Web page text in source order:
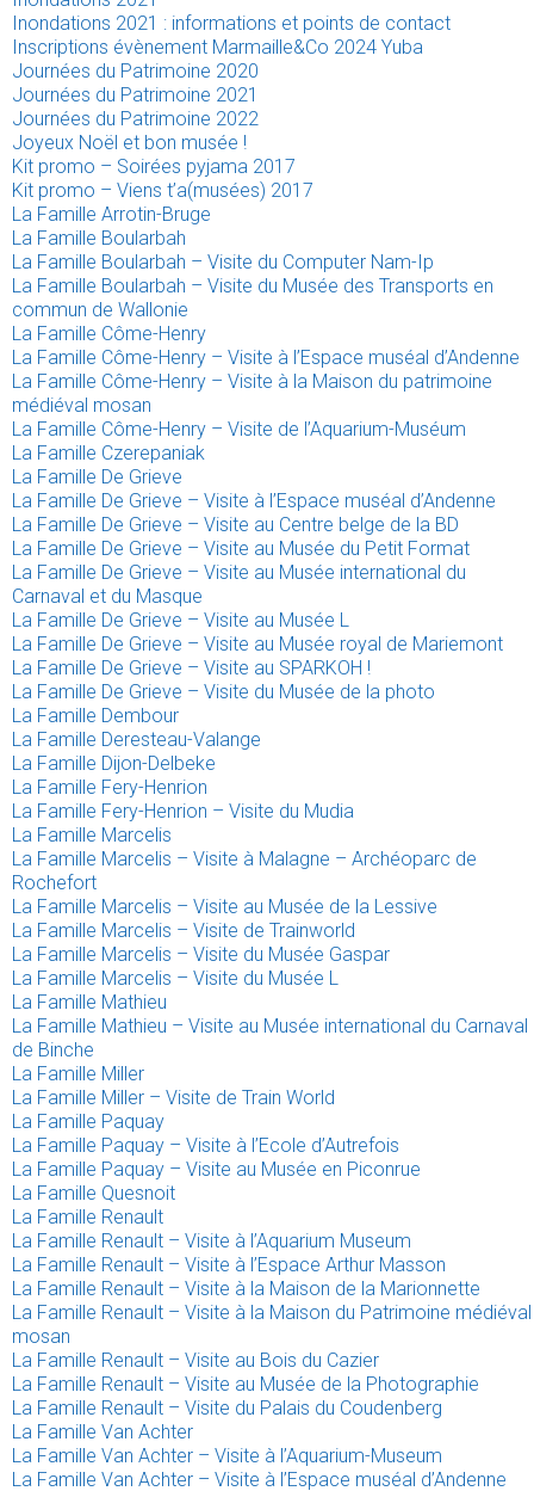
Inondations 2021 : informations et points de contact
Inscriptions évènement Marmaille&Co 2024 Yuba
Journées du Patrimoine 2020
Journées du Patrimoine 2021
Journées du Patrimoine 2022
Joyeux Noël et bon musée !
Kit promo – Soirées pyjama 2017
Kit promo – Viens t’a(musées) 2017
La Famille Arrotin-Bruge
La Famille Boularbah
La Famille Boularbah – Visite du Computer Nam-Ip
La Famille Boularbah – Visite du Musée des Transports en
commun de Wallonie
La Famille Côme-Henry
La Famille Côme-Henry – Visite à l’Espace muséal d’Andenne
La Famille Côme-Henry – Visite à la Maison du patrimoine
médiéval mosan
La Famille Côme-Henry – Visite de l’Aquarium-Muséum
La Famille Czerepaniak
La Famille De Grieve
La Famille De Grieve – Visite à l’Espace muséal d’Andenne
La Famille De Grieve – Visite au Centre belge de la BD
La Famille De Grieve – Visite au Musée du Petit Format
La Famille De Grieve – Visite au Musée international du
Carnaval et du Masque
La Famille De Grieve – Visite au Musée L
La Famille De Grieve – Visite au Musée royal de Mariemont
La Famille De Grieve – Visite au SPARKOH !
La Famille De Grieve – Visite du Musée de la photo
La Famille Dembour
La Famille Deresteau-Valange
La Famille Dijon-Delbeke
La Famille Fery-Henrion
La Famille Fery-Henrion – Visite du Mudia
La Famille Marcelis
La Famille Marcelis – Visite à Malagne – Archéoparc de
Rochefort
La Famille Marcelis – Visite au Musée de la Lessive
La Famille Marcelis – Visite de Trainworld
La Famille Marcelis – Visite du Musée Gaspar
La Famille Marcelis – Visite du Musée L
La Famille Mathieu
La Famille Mathieu – Visite au Musée international du Carnaval
de Binche
La Famille Miller
La Famille Miller – Visite de Train World
La Famille Paquay
La Famille Paquay – Visite à l’Ecole d’Autrefois
La Famille Paquay – Visite au Musée en Piconrue
La Famille Quesnoit
La Famille Renault
La Famille Renault – Visite à l’Aquarium Museum
La Famille Renault – Visite à l’Espace Arthur Masson
La Famille Renault – Visite à la Maison de la Marionnette
La Famille Renault – Visite à la Maison du Patrimoine médiéval
mosan
La Famille Renault – Visite au Bois du Cazier
La Famille Renault – Visite au Musée de la Photographie
La Famille Renault – Visite du Palais du Coudenberg
La Famille Van Achter
La Famille Van Achter – Visite à l’Aquarium-Museum
La Famille Van Achter – Visite à l’Espace muséal d’Andenne